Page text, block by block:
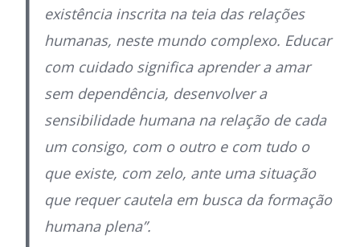
existência inscrita na teia das relações
humanas, neste mundo complexo. Educar
com cuidado significa aprender a amar
sem dependência, desenvolver a
sensibilidade humana na relação de cada
um consigo, com o outro e com tudo o
que existe, com zelo, ante uma situação
que requer cautela em busca da formação
humana plena”.